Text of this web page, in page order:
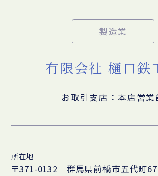
製造業
有限会社 樋口鉄
お取引支店：本店営業
所在地
〒371-0132 群馬県前橋市五代町